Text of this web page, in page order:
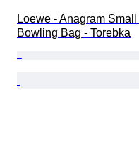
Loewe - Anagram Small
Bowling Bag - Torebka